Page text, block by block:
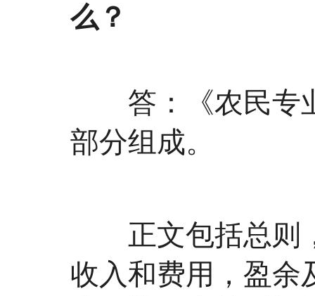
么？
答：《农民专业
部分组成。
正文包括总则，
收入和费用，盈余